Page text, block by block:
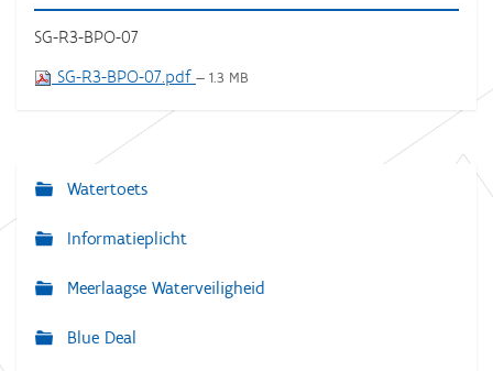
SG-R3-BPO-07
SG-R3-BPO-07.pdf — 1.3 MB
N
a
i
g
Watertoets
Informatieplicht
Meerlaagse Waterveiligheid
Blue Deal